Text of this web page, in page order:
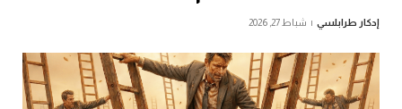
إدكار طرابلسي شباط 27, 2026